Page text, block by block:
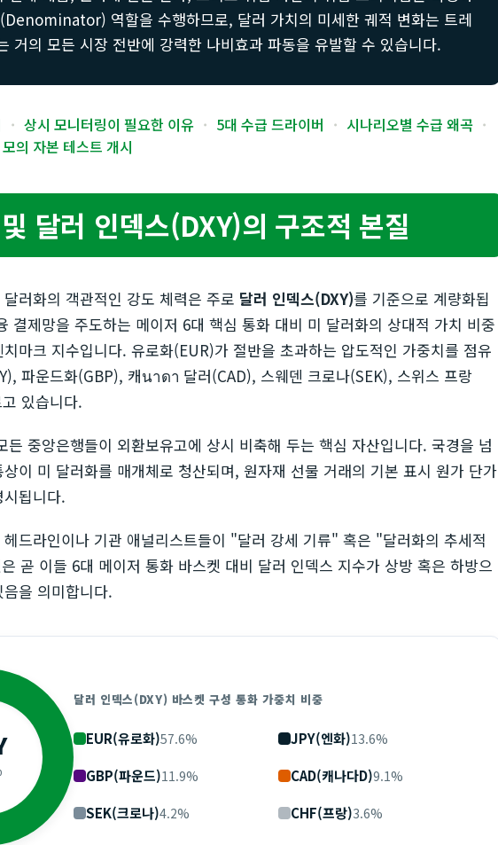
역할을 수행하므로, 달러 가치의 미세한 궤적 변화는 트레
거의 모든 시장 전반에 강력한 나비효과 파동을 유발할 수 있습니다.
· 상시 모니터링이 필요한 이유 · 5대 수급 드라이버 · 시나리오별 수급 왜곡 ·
모의 자본 테스트 개시
달러 인덱스(DXY)의 구조적 본질
러화의 객관적인 강도 체력은 주로 달러 인덱스(DXY)를 기준으로 계량화됩
결제망을 주도하는 메이저 6대 핵심 통화 대비 미 달러화의 상대적 가치 비중
마크 지수입니다. 유로화(EUR)가 절반을 초과하는 압도적인 가중치를 점유
파운드화(GBP), 캐นาดา 달러(CAD), 스웨덴 크로나(SEK), 스위스 프랑
있습니다.
든 중앙은행들이 외환보유고에 상시 비축해 두는 핵심 자산입니다. 국경을 넘
이 미 달러화를 매개체로 청산되며, 원자재 선물 거래의 기본 표시 원가 단가
됩니다.
드라인이나 기관 애널리스트들이 "달러 강세 기류" 혹은 "달러화의 추세적
곧 이들 6대 메이저 통화 바스켓 대비 달러 인덱스 지수가 상방 혹은 하방으
을 의미합니다.
달러 인덱스(DXY) 바스켓 구성 통화 가중치 비중
EUR(유로화)57.6% JPY(엔화)13.6%
GBP(파운드)11.9% CAD(캐나다D)9.1%
SEK(크로나)4.2% CHF(프랑)3.6%